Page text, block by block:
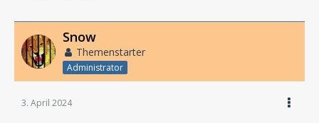
Snow
Themenstarter
Administrator
3. April 2024